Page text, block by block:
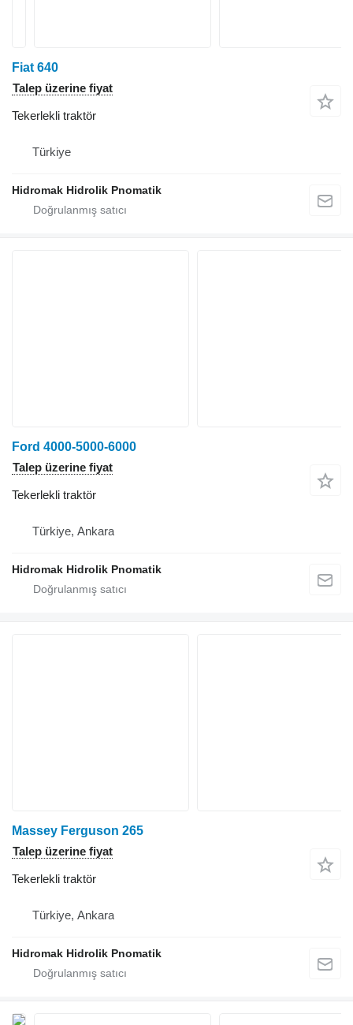
Fiat 640
Talep üzerine fiyat
Tekerlekli traktör
Türkiye
Hidromak Hidrolik Pnomatik
Ford 4000-5000-6000
Talep üzerine fiyat
Tekerlekli traktör
Türkiye, Ankara
Hidromak Hidrolik Pnomatik
Massey Ferguson 265
Talep üzerine fiyat
Tekerlekli traktör
Türkiye, Ankara
Hidromak Hidrolik Pnomatik